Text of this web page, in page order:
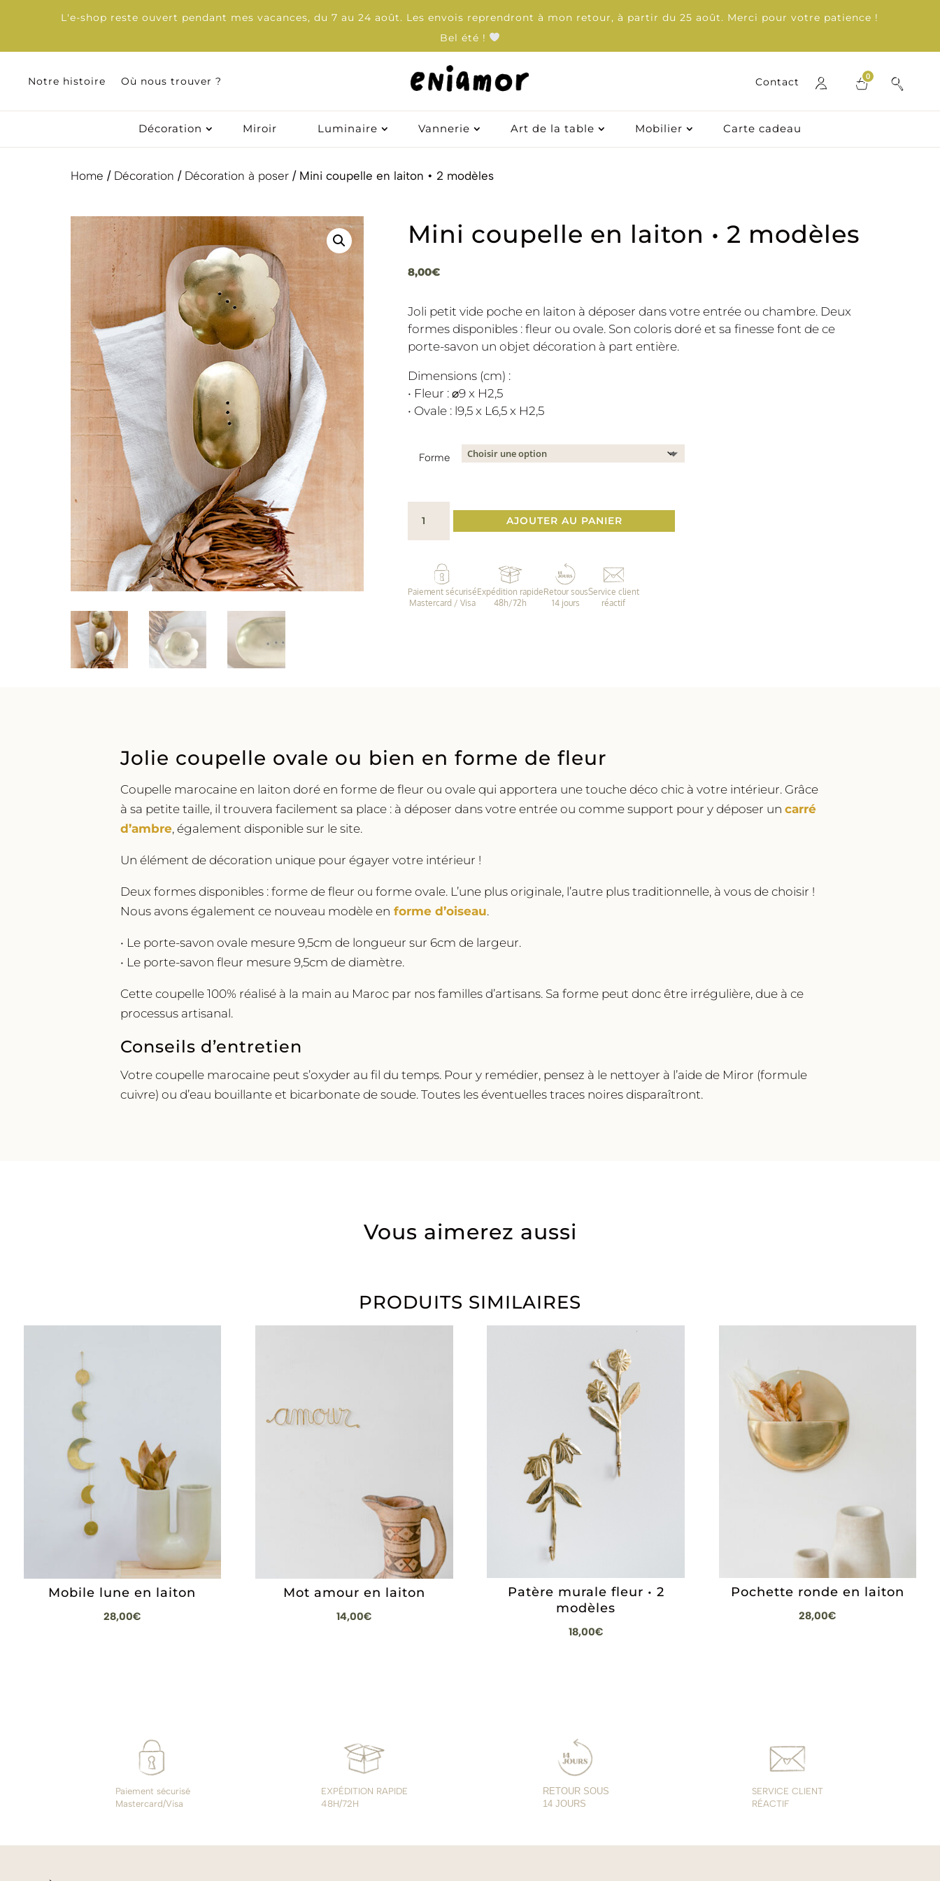
L'e-shop reste ouvert pendant mes vacances, du 7 au 24 août. Les envois reprendront à mon retour, à partir du 25 août. Merci pour votre patience !
Bel été !
Notre histoire Où nous trouver ? Contact 0
Décoration Miroir Luminaire Vannerie Art de la table Mobilier Carte cadeau
Notre histoire Où nous trouver ? Contact 0
Décoration Miroir Luminaire Vannerie Art de la table Mobilier Carte cadeau
Home / Décoration / Décoration à poser/ Mini coupelle en laiton • 2 modèles
Mini coupelle en laiton • 2 modèles
8,00€
Joli petit vide poche en laiton à déposer dans votre entrée ou chambre. Deux
formes disponibles : fleur ou ovale. Son coloris doré et sa finesse font de ce
porte-savon un objet décoration à part entière.
Dimensions (cm) :
• Fleur : ⌀9 x H2,5
• Ovale : l9,5 x L6,5 x H2,5
Forme
Mini
coupelle
laiton
AJOUTER AU PANIER
Paiement sécurisé
Mastercard / Visa
Expédition rapide
48h/72h
Retour sous
14 jours
Service client
réactif
Jolie coupelle ovale ou bien en forme de fleur
Coupelle marocaine en laiton doré en forme de fleur ou ovale qui apportera une touche déco chic à votre intérieur. Grâce
à sa petite taille, il trouvera facilement sa place : à déposer dans votre entrée ou comme support pour y déposer un carré
d’ambre, également disponible sur le site.
Un élément de décoration unique pour égayer votre intérieur !
Deux formes disponibles : forme de fleur ou forme ovale. L’une plus originale, l’autre plus traditionnelle, à vous de choisir !
Nous avons également ce nouveau modèle en forme d’oiseau.
• Le porte-savon ovale mesure 9,5cm de longueur sur 6cm de largeur.
• Le porte-savon fleur mesure 9,5cm de diamètre.
Cette coupelle 100% réalisé à la main au Maroc par nos familles d’artisans. Sa forme peut donc être irrégulière, due à ce
processus artisanal.
Conseils d’entretien
Votre coupelle marocaine peut s’oxyder au fil du temps. Pour y remédier, pensez à le nettoyer à l’aide de Miror (formule
cuivre) ou d’eau bouillante et bicarbonate de soude. Toutes les éventuelles traces noires disparaîtront.
Vous aimerez aussi
PRODUITS SIMILAIRES
Mobile lune en laiton
28,00€
Mot amour en laiton
14,00€
Patère murale fleur • 2
modèles
18,00€
Pochette ronde en laiton
28,00€
Paiement sécurisé
Mastercard/Visa
EXPÉDITION RAPIDE
48H/72H
RETOUR SOUS
14 JOURS
SERVICE CLIENT
RÉACTIF